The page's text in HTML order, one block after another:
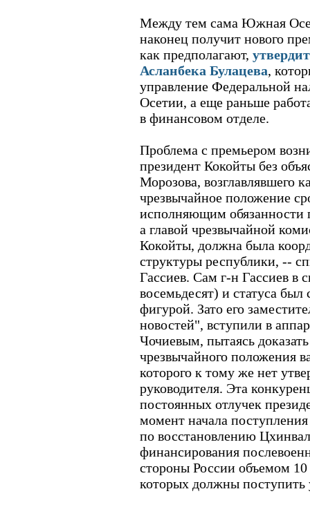
Между тем сама Южная
наконец получит нового
как предполагают,
Асланбека Булацева,
управление Федеральной
Осетии, а еще раньше
в финансовом отделе.
Проблема с премьером
президент Кокойты без
Морозова, возглавлявшего
чрезвычайное положение
исполняющим обязанности
а главой чрезвычайной
Кокойты, должна была
структуры республики, --
Гассиев. Сам г-н Гассиев в
восемьдесят) и статуса был
фигурой. Зато его
новостей", вступили в
Чочиевым, пытаясь
чрезвычайного положения
которого к тому же нет
руководителя. Эта
постоянных отлучек
момент начала
по восстановлению
финансирования
стороны России объемом
которых должны поступить